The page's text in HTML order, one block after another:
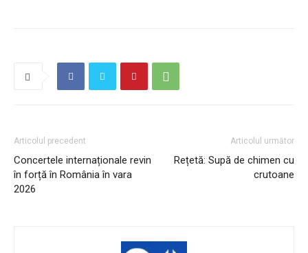
Articolul precedent
Concertele internaționale revin
în forță în România în vara
2026
Articolul următor
Rețetă: Supă de chimen cu
crutoane